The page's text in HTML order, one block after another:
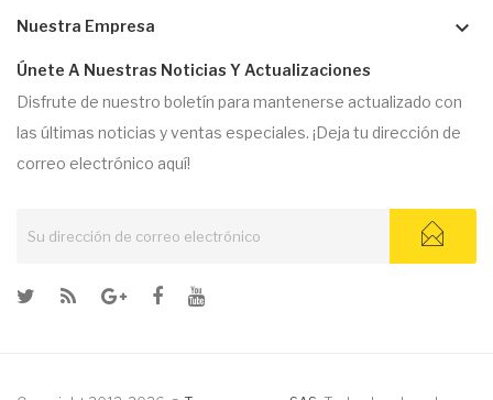
Nuestra Empresa keyboard_arrow_down
Únete A Nuestras Noticias Y Actualizaciones
Disfrute de nuestro boletín para mantenerse actualizado con
las últimas noticias y ventas especiales. ¡Deja tu dirección de
correo electrónico aquí!